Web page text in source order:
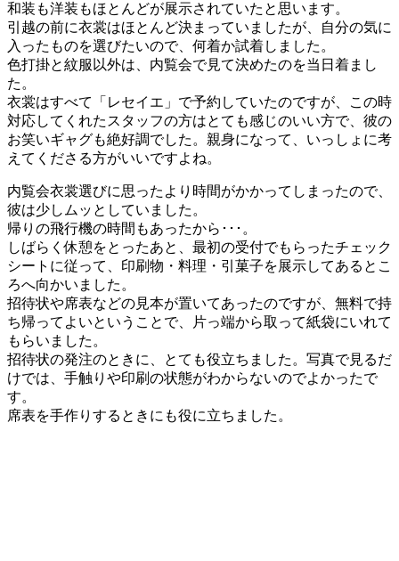
和装も洋装もほとんどが展示されていたと思います。
引越の前に衣裳はほとんど決まっていましたが、自分の気に
入ったものを選びたいので、何着か試着しました。
色打掛と紋服以外は、内覧会で見て決めたのを当日着まし
た。
衣裳はすべて「レセイエ」で予約していたのですが、この時
対応してくれたスタッフの方はとても感じのいい方で、彼の
お笑いギャグも絶好調でした。親身になって、いっしょに考
えてくださる方がいいですよね。
内覧会衣裳選びに思ったより時間がかかってしまったので、
彼は少しムッとしていました。
帰りの飛行機の時間もあったから･･･。
しばらく休憩をとったあと、最初の受付でもらったチェック
シートに従って、印刷物・料理・引菓子を展示してあるとこ
ろへ向かいました。
招待状や席表などの見本が置いてあったのですが、無料で持
ち帰ってよいということで、片っ端から取って紙袋にいれて
もらいました。
招待状の発注のときに、とても役立ちました。写真で見るだ
けでは、手触りや印刷の状態がわからないのでよかったで
す。
席表を手作りするときにも役に立ちました。